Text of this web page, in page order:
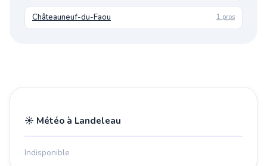
Châteauneuf-du-Faou 1 pros
☀️ Météo à Landeleau
Indisponible